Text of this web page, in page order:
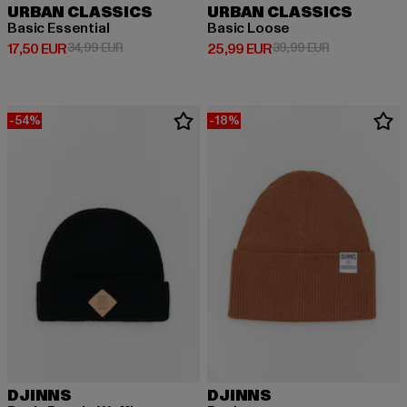
URBAN CLASSICS
Basic Essential
17,50 EUR
Prix courant: 17,50 EUR
34,99 EURPrix en promotion: 34,99 EUR
URBAN CLASSICS
Basic Loose
25,99 EUR
Prix courant: 25,99 EUR
39,99 EURPrix en
-54%
DJINNS
-18%
DJINNS